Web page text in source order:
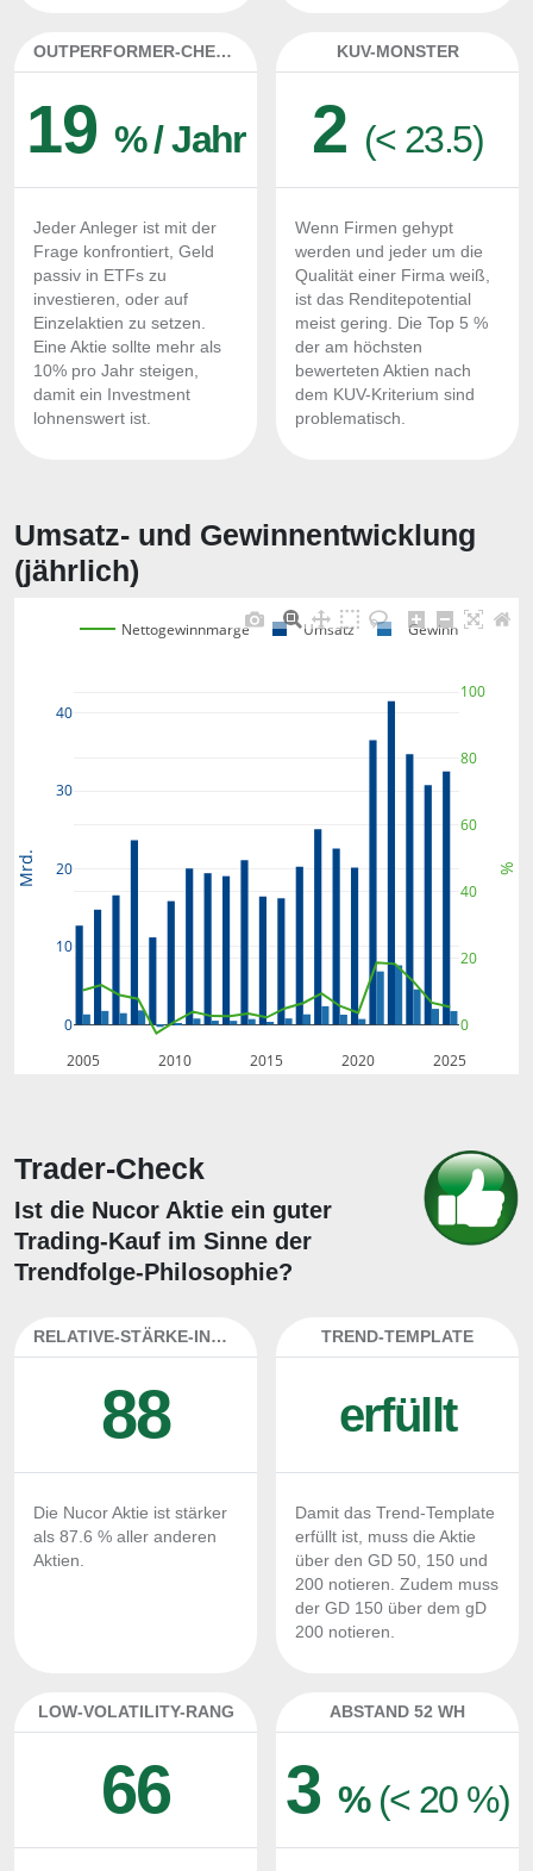
OUTPERFORMER-CHECK
19 % / Jahr
Jeder Anleger ist mit der
Frage konfrontiert, Geld
passiv in ETFs zu
investieren, oder auf
Einzelaktien zu setzen.
Eine Aktie sollte mehr als
10% pro Jahr steigen,
damit ein Investment
lohnenswert ist.
KUV-MONSTER
2 (< 23.5)
Wenn Firmen gehypt
werden und jeder um die
Qualität einer Firma weiß,
ist das Renditepotential
meist gering. Die Top 5 %
der am höchsten
bewerteten Aktien nach
dem KUV-Kriterium sind
problematisch.
Umsatz- und Gewinnentwicklung
(jährlich)
2005 2010 2015 2020 2025
0
10
20
30
40
0
20
40
60
80
100
Nettogewinnmarge Umsatz Gewinn
Mrd. %
Trader-Check
Ist die Nucor Aktie ein guter
Trading-Kauf im Sinne der
Trendfolge-Philosophie?
RELATIVE-STÄRKE-INDEX
88
Die Nucor Aktie ist stärker
als 87.6 % aller anderen
Aktien.
TREND-TEMPLATE
erfüllt
Damit das Trend-Template
erfüllt ist, muss die Aktie
über den GD 50, 150 und
200 notieren. Zudem muss
der GD 150 über dem gD
200 notieren.
LOW-VOLATILITY-RANG
66
ABSTAND 52 WH
3 % (< 20 %)